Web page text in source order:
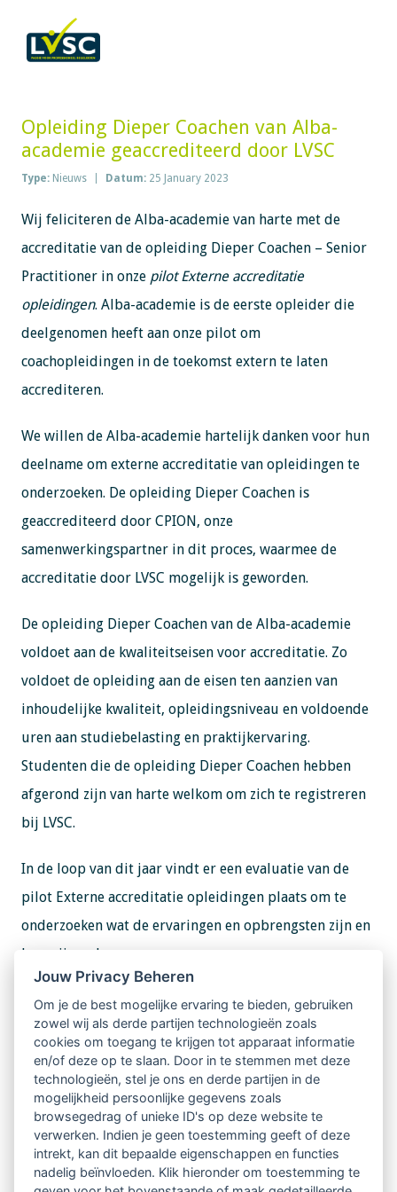
Opleiding Dieper Coachen van Alba-
academie geaccrediteerd door LVSC
Type: Nieuws Datum: 25 January 2023
Wij feliciteren de Alba-academie van harte met de
accreditatie van de opleiding Dieper Coachen – Senior
Practitioner in onze pilot Externe accreditatie
opleidingen. Alba-academie is de eerste opleider die
deelgenomen heeft aan onze pilot om
coachopleidingen in de toekomst extern te laten
accrediteren.
We willen de Alba-academie hartelijk danken voor hun
deelname om externe accreditatie van opleidingen te
onderzoeken. De opleiding Dieper Coachen is
geaccrediteerd door CPION, onze
samenwerkingspartner in dit proces, waarmee de
accreditatie door LVSC mogelijk is geworden.
De opleiding Dieper Coachen van de Alba-academie
voldoet aan de kwaliteitseisen voor accreditatie. Zo
voldoet de opleiding aan de eisen ten aanzien van
inhoudelijke kwaliteit, opleidingsniveau en voldoende
uren aan studiebelasting en praktijkervaring.
Studenten die de opleiding Dieper Coachen hebben
afgerond zijn van harte welkom om zich te registreren
bij LVSC.
In de loop van dit jaar vindt er een evaluatie van de
pilot Externe accreditatie opleidingen plaats om te
onderzoeken wat de ervaringen en opbrengsten zijn en
hoe wij verder gaan.
Meer informatie opleiding Dieper Coachen
Wil je meer informatie over de opleiding Dieper
Coachen - Senior Practitioner van de Alba-academie?
Ga naar:Opleiding Dieper Coachen >>
Jouw Privacy Beheren
Om je de best mogelijke ervaring te bieden, gebruiken
zowel wij als derde partijen technologieën zoals
cookies om toegang te krijgen tot apparaat informatie
en/of deze op te slaan. Door in te stemmen met deze
technologieën, stel je ons en derde partijen in de
mogelijkheid persoonlijke gegevens zoals
browsegedrag of unieke ID's op deze website te
verwerken. Indien je geen toestemming geeft of deze
intrekt, kan dit bepaalde eigenschappen en functies
nadelig beïnvloeden. Klik hieronder om toestemming te